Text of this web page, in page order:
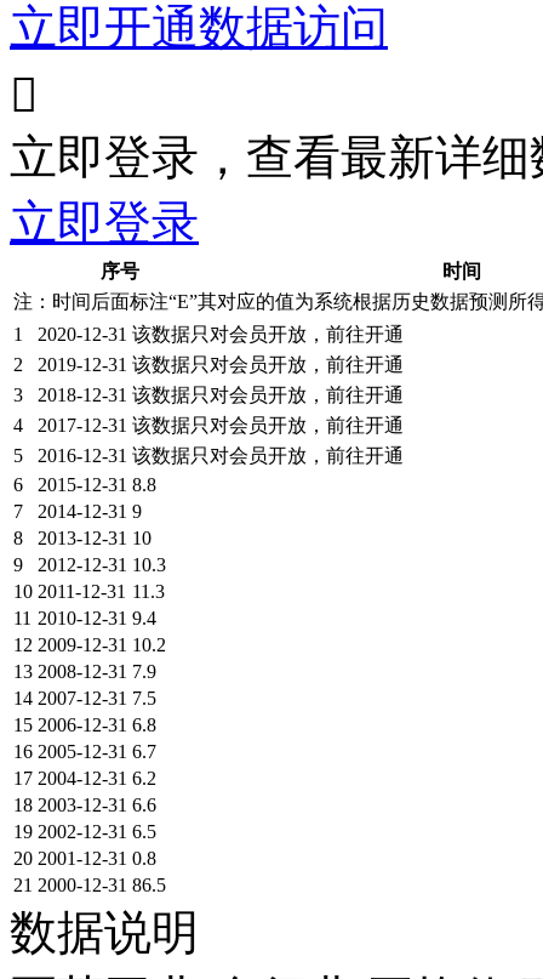
立即开通数据访问

立即登录，查看最新详细
立即登录
序号
时间
注：时间后面标注“E”其对应的值为系统根据历史数据预测所
1
2020-12-31 该数据只对会员开放，前往开通
2
2019-12-31 该数据只对会员开放，前往开通
3
2018-12-31 该数据只对会员开放，前往开通
4
2017-12-31 该数据只对会员开放，前往开通
5
2016-12-31 该数据只对会员开放，前往开通
6
2015-12-31 8.8
7
2014-12-31 9
8
2013-12-31 10
9
2012-12-31 10.3
10 2011-12-31 11.3
11 2010-12-31 9.4
12 2009-12-31 10.2
13 2008-12-31 7.9
14 2007-12-31 7.5
15 2006-12-31 6.8
16 2005-12-31 6.7
17 2004-12-31 6.2
18 2003-12-31 6.6
19 2002-12-31 6.5
20 2001-12-31 0.8
21 2000-12-31 86.5
数据说明